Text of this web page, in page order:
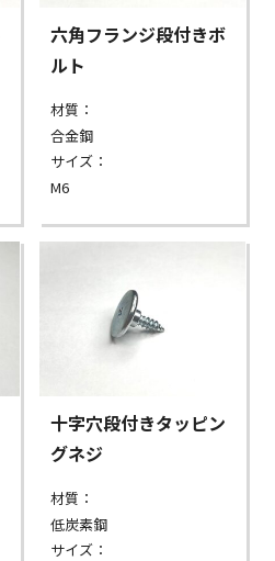
六角フランジ段付きボ
ルト
材質：
合金鋼
サイズ：
M6
十字穴段付きタッピン
グネジ
材質：
低炭素鋼
サイズ：